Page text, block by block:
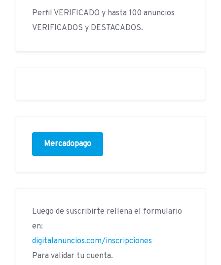
Perfil VERIFICADO y hasta 100 anuncios
VERIFICADOS y DESTACADOS.
Mercadopago
Luego de suscribirte rellena el formulario
en:
digitalanuncios.com/inscripciones
Para validar tu cuenta.